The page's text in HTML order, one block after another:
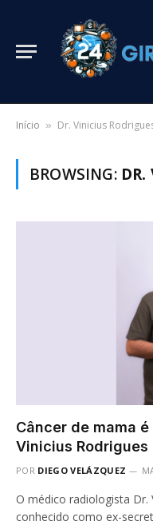
Início » Dr. Vinicius
BROWSING: DR.
Câncer de mama
Vinicius Rodrigues
POR DIEGO VELÁZQUEZ
O médico radiologista Dr.
conhecido como ex-